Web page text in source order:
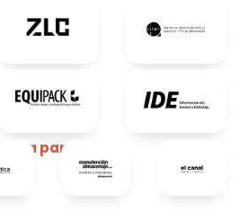
Media partners